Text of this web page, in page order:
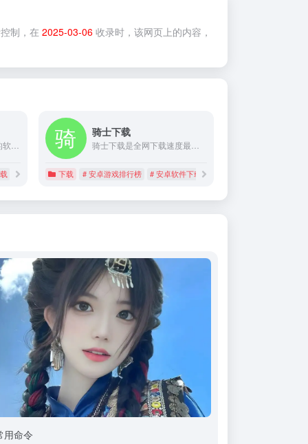
制，在 2025-03-06 收录时，该网页上的内容，
# 软件下载
骑士下载
下载 # 安卓游戏排行榜 # 安卓软件下载
用命令